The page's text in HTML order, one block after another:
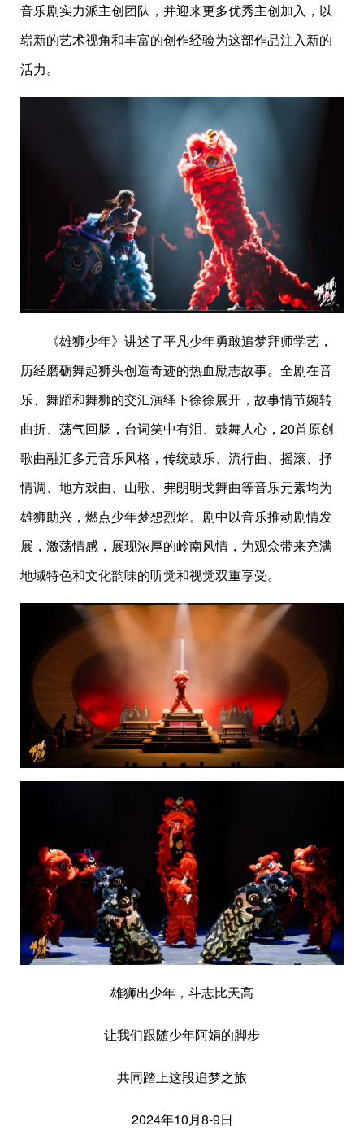
音乐剧实力派主创团队，并迎来更多优秀主创加入，以
崭新的艺术视角和丰富的创作经验为这部作品注入新的
活力。
《雄狮少年》讲述了平凡少年勇敢追梦拜师学艺，
历经磨砺舞起狮头创造奇迹的热血励志故事。全剧在音
乐、舞蹈和舞狮的交汇演绎下徐徐展开，故事情节婉转
曲折、荡气回肠，台词笑中有泪、鼓舞人心，20首原创
歌曲融汇多元音乐风格，传统鼓乐、流行曲、摇滚、抒
情调、地方戏曲、山歌、弗朗明戈舞曲等音乐元素均为
雄狮助兴，燃点少年梦想烈焰。剧中以音乐推动剧情发
展，激荡情感，展现浓厚的岭南风情，为观众带来充满
地域特色和文化韵味的听觉和视觉双重享受。
雄狮出少年，斗志比天高
让我们跟随少年阿娟的脚步
共同踏上这段追梦之旅
2024年10月8-9日